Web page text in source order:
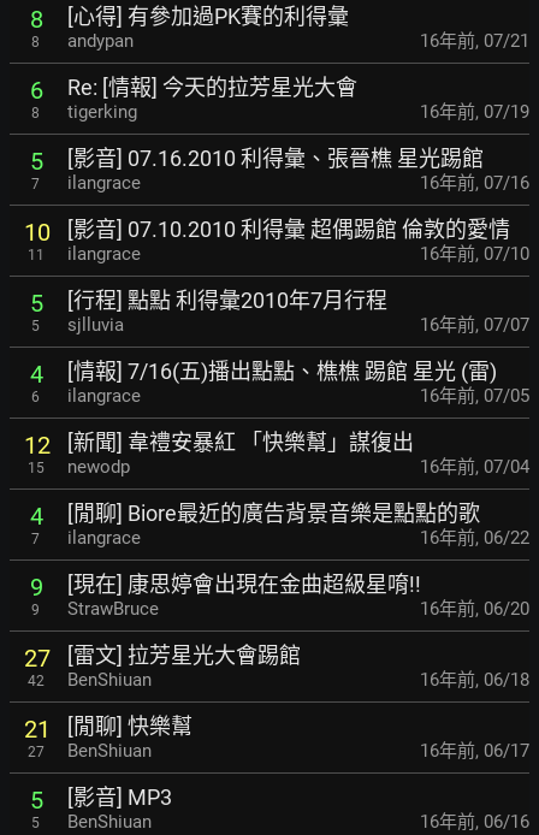
8
8
[心得] 有參加過PK賽的利得彙
andypan 16年前, 07/21
6
8
Re: [情報] 今天的拉芳星光大會
tigerking 16年前, 07/19
5
7
[影音] 07.16.2010 利得彙、張晉樵 星光踢館
ilangrace 16年前, 07/16
10
11
[影音] 07.10.2010 利得彙 超偶踢館 倫敦的愛情
ilangrace 16年前, 07/10
5
5
[行程] 點點 利得彙2010年7月行程
sjlluvia 16年前, 07/07
4
6
[情報] 7/16(五)播出點點、樵樵 踢館 星光 (雷)
ilangrace 16年前, 07/05
12
15
[新聞] 韋禮安暴紅 「快樂幫」謀復出
newodp 16年前, 07/04
4
7
[閒聊] Biore最近的廣告背景音樂是點點的歌
ilangrace 16年前, 06/22
9
9
[現在] 康思婷會出現在金曲超級星唷!!
StrawBruce 16年前, 06/20
27
42
[雷文] 拉芳星光大會踢館
BenShiuan 16年前, 06/18
21
27
[閒聊] 快樂幫
BenShiuan 16年前, 06/17
5
5
[影音] MP3
BenShiuan 16年前, 06/16